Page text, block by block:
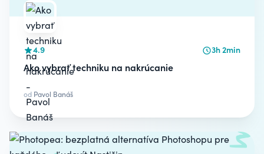
4.9 3h 2min
Ako vybrať techniku na nakrúcanie
od Pavol Banáš